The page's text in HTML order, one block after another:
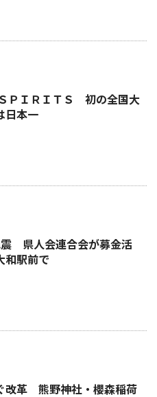
ＰＩＲＩＴＳ 初の全国大
日本一
県人会連合会が募金活
駅前で
改革 熊野神社・櫻森稲荷